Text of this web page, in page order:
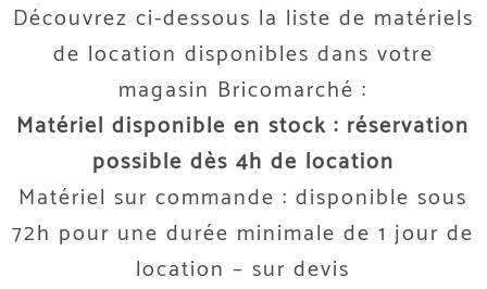
Découvrez ci-dessous la liste de matériels
de location disponibles dans votre
magasin Bricomarché :
Matériel disponible en stock : réservation
possible dès 4h de location
Matériel sur commande : disponible sous
72h pour une durée minimale de 1 jour de
location – sur devis